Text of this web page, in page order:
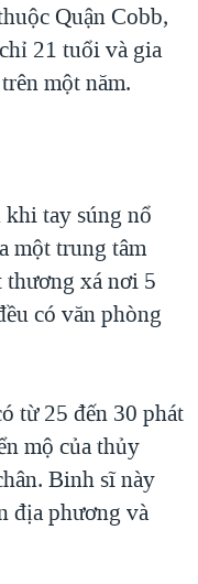
Quận Cobb,
21 tuổi và gia
một năm.
tay súng nổ
một trung tâm
thương xá nơi 5
có văn phòng
từ 25 đến 30 phát
mộ của thủy
Binh sĩ này
địa phương và